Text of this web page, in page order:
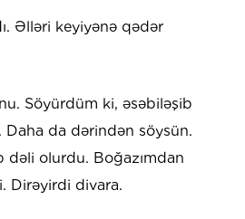
Əlləri keyiyənə qədər
Söyürdüm ki, əsəbiləşib
Daha da dərindən söysün.
dəli olurdu. Boğazımdan
Dirəyirdi divara.